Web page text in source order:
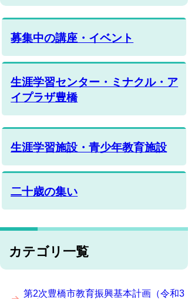
募集中の講座・イベント
生涯学習センター・ミナクル・ア
イプラザ豊橋
生涯学習施設・青少年教育施設
二十歳の集い
カテゴリ一覧
第2次豊橋市教育振興基本計画（令和3